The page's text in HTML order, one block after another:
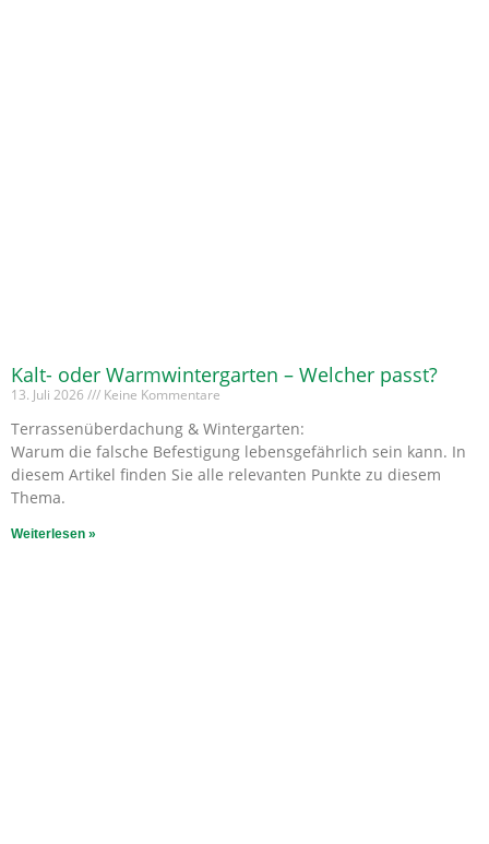
Kalt- oder Warmwintergarten – Welcher passt?
13. Juli 2026 Keine Kommentare
Terrassenüberdachung & Wintergarten:
Warum die falsche Befestigung lebensgefährlich sein kann. In
diesem Artikel finden Sie alle relevanten Punkte zu diesem
Thema.
Weiterlesen »